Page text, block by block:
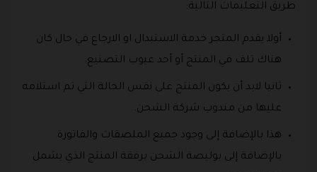
طريق التعليمات التالية:
أولا يقدم المتجر خدمة الاستبدال او الارجاع في حال كان
هناك تلف في المنتج أو أحد عيوب التصنيع.
ثانيا لابد أن يكون المنتج على نفس الحالة التي تم استلامه
عليها من مندوب شركة الشحن.
هذا بالإضافة إلى وجود جميع الملصقات والفاتورة
بالإضافة إلى بوليصة الشحن برفقة المنتج الذي يشمل